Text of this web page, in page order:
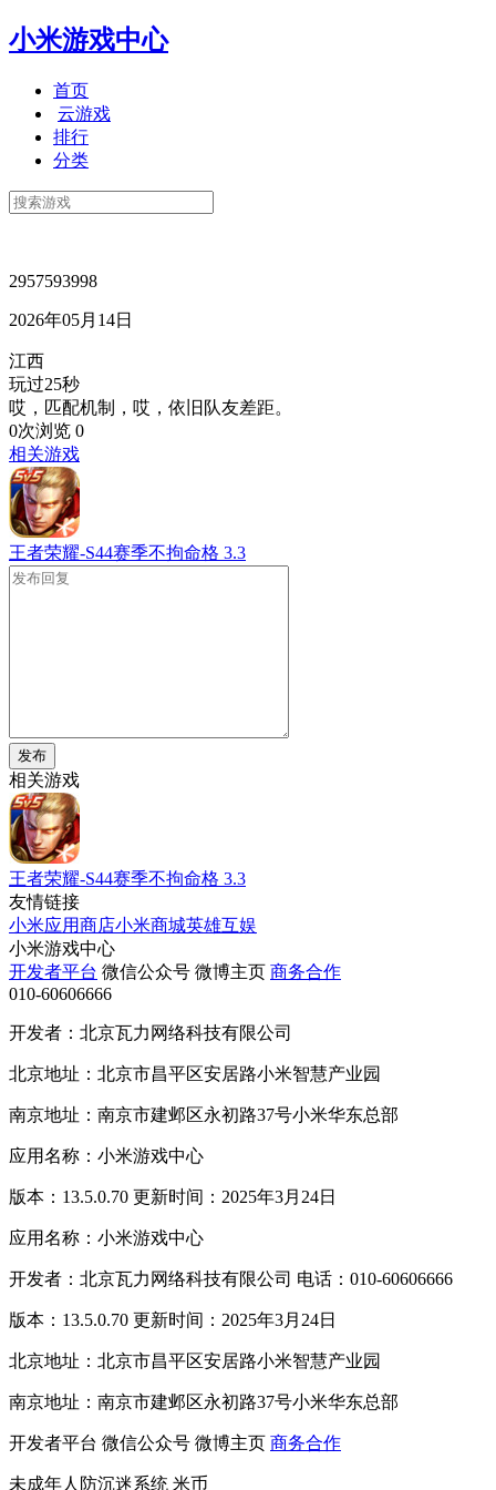
小米游戏中心
首页
云游戏
排行
分类
2957593998
2026年05月14日
江西
玩过25秒
哎，匹配机制，哎，依旧队友差距。
0次浏览 0
相关游戏
王者荣耀-S44赛季不拘命格 3.3
发布
相关游戏
王者荣耀-S44赛季不拘命格 3.3
友情链接
小米应用商店小米商城英雄互娱
小米游戏中心
开发者平台 微信公众号 微博主页 商务合作
010-60606666
开发者：北京瓦力网络科技有限公司
北京地址：北京市昌平区安居路小米智慧产业园
南京地址：南京市建邺区永初路37号小米华东总部
应用名称：小米游戏中心
版本：13.5.0.70 更新时间：2025年3月24日
应用名称：小米游戏中心
开发者：北京瓦力网络科技有限公司 电话：010-60606666
版本：13.5.0.70 更新时间：2025年3月24日
北京地址：北京市昌平区安居路小米智慧产业园
南京地址：南京市建邺区永初路37号小米华东总部
开发者平台 微信公众号 微博主页 商务合作
未成年人防沉迷系统 米币